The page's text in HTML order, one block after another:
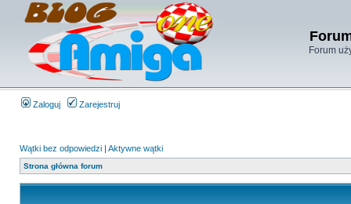
Forum
Zaloguj Zarejestruj
Wątki bez odpowiedzi | Aktywne wątki
Strona główna forum